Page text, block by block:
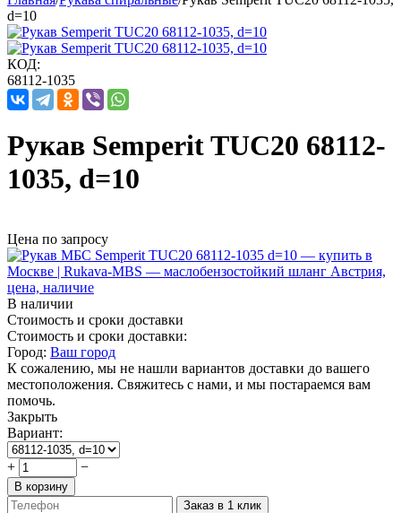
d=10
КОД:
68112-1035
Рукав Semperit TUC20 68112-
1035, d=10
Цена по запросу
В наличии
Стоимость и сроки доставки
Стоимость и сроки доставки:
Город: Ваш город
К сожалению, мы не нашли вариантов доставки до вашего
местоположения. Свяжитесь с нами, и мы постараемся вам
помочь.
Закрыть
Вариант:
+ −
В корзину
Заказ в 1 клик